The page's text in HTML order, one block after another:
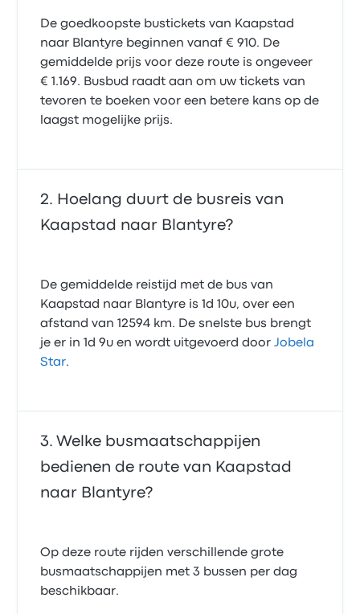
De goedkoopste bustickets van Kaapstad
naar Blantyre beginnen vanaf € 910. De
gemiddelde prijs voor deze route is ongeveer
€ 1.169. Busbud raadt aan om uw tickets van
tevoren te boeken voor een betere kans op de
laagst mogelijke prijs.
Hoelang duurt de busreis van
Kaapstad naar Blantyre?
De gemiddelde reistijd met de bus van
Kaapstad naar Blantyre is 1d 10u, over een
afstand van 12594 km. De snelste bus brengt
je er in 1d 9u en wordt uitgevoerd doorJobela
Star.
Welke busmaatschappijen
bedienen de route van Kaapstad
naar Blantyre?
Op deze route rijden verschillende grote
busmaatschappijen met 3 bussen per dag
beschikbaar.